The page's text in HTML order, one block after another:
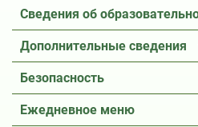
Сведения об
Дополнительные сведения
Безопасность
Ежедневное меню